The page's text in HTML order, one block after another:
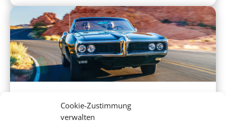
Cookie-Zustimmung
verwalten
Mietwagen